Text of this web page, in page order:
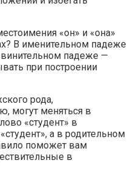
«он» и «она»
В именительном падеже
падеже —
при построении
рода,
могут меняться в
«студент» в
а в родительном
поможет вам
в